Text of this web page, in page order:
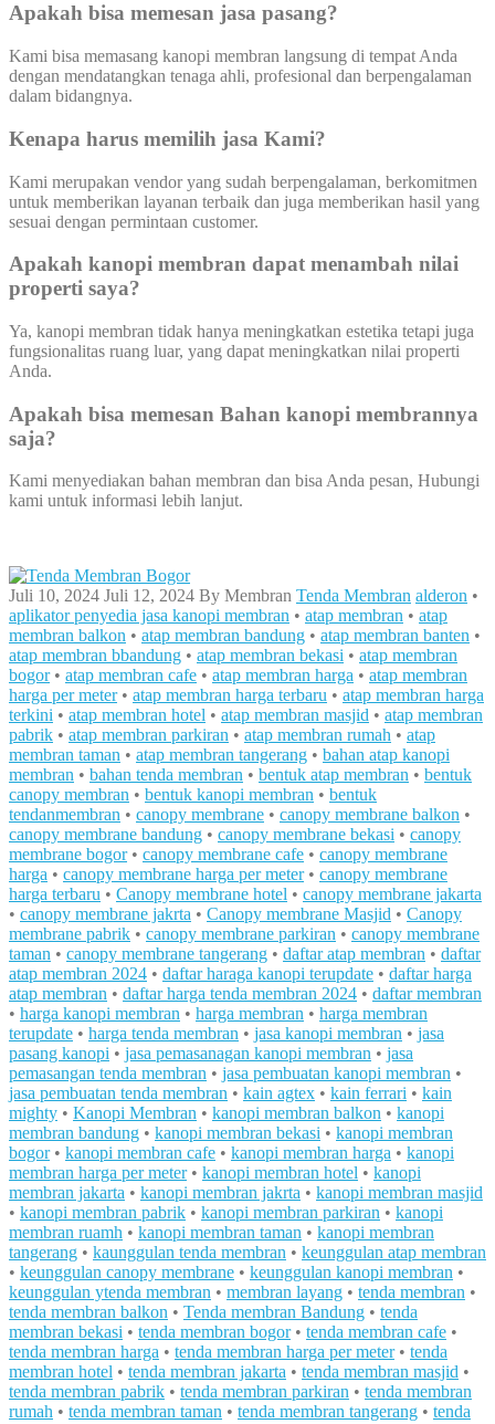
Apakah bisa memesan jasa pasang?
Kami bisa memasang kanopi membran langsung di tempat Anda
dengan mendatangkan tenaga ahli, profesional dan berpengalaman
dalam bidangnya.
Kenapa harus memilih jasa Kami?
Kami merupakan vendor yang sudah berpengalaman, berkomitmen
untuk memberikan layanan terbaik dan juga memberikan hasil yang
sesuai dengan permintaan customer.
Apakah kanopi membran dapat menambah nilai
properti saya?
Ya, kanopi membran tidak hanya meningkatkan estetika tetapi juga
fungsionalitas ruang luar, yang dapat meningkatkan nilai properti
Anda.
Apakah bisa memesan Bahan kanopi membrannya
saja?
Kami menyediakan bahan membran dan bisa Anda pesan, Hubungi
kami untuk informasi lebih lanjut.
Juli 10, 2024 Juli 12, 2024 By Membran Tenda Membran alderon •
aplikator penyedia jasa kanopi membran • atap membran • atap
membran balkon • atap membran bandung • atap membran banten •
atap membran bbandung • atap membran bekasi • atap membran
bogor• atap membran cafe • atap membran harga • atap membran
harga per meter• atap membran harga terbaru • atap membran harga
terkini • atap membran hotel • atap membran masjid • atap membran
pabrik • atap membran parkiran • atap membran rumah • atap
membran taman • atap membran tangerang • bahan atap kanopi
membran • bahan tenda membran • bentuk atap membran • bentuk
canopy membran • bentuk kanopi membran • bentuk
tendanmembran • canopy membrane • canopy membrane balkon •
canopy membrane bandung • canopy membrane bekasi • canopy
membrane bogor• canopy membrane cafe • canopy membrane
harga • canopy membrane harga per meter• canopy membrane
harga terbaru • Canopy membrane hotel • canopy membrane jakarta
• canopy membrane jakrta • Canopy membrane Masjid • Canopy
membrane pabrik • canopy membrane parkiran • canopy membrane
taman • canopy membrane tangerang • daftar atap membran • daftar
atap membran 2024 • daftar haraga kanopi terupdate • daftar harga
atap membran • daftar harga tenda membran 2024 • daftar membran
• harga kanopi membran • harga membran • harga membran
terupdate • harga tenda membran • jasa kanopi membran • jasa
pasang kanopi • jasa pemasanagan kanopi membran • jasa
pemasangan tenda membran • jasa pembuatan kanopi membran •
jasa pembuatan tenda membran • kain agtex • kain ferrari • kain
mighty • Kanopi Membran • kanopi membran balkon • kanopi
membran bandung • kanopi membran bekasi • kanopi membran
bogor• kanopi membran cafe • kanopi membran harga • kanopi
membran harga per meter• kanopi membran hotel • kanopi
membran jakarta • kanopi membran jakrta • kanopi membran masjid
• kanopi membran pabrik • kanopi membran parkiran • kanopi
membran ruamh • kanopi membran taman • kanopi membran
tangerang • kaunggulan tenda membran • keunggulan atap membran
• keunggulan canopy membrane • keunggulan kanopi membran •
keunggulan ytenda membran • membran layang • tenda membran •
tenda membran balkon • Tenda membran Bandung • tenda
membran bekasi • tenda membran bogor• tenda membran cafe •
tenda membran harga • tenda membran harga per meter• tenda
membran hotel • tenda membran jakarta • tenda membran masjid •
tenda membran pabrik • tenda membran parkiran • tenda membran
rumah • tenda membran taman • tenda membran tangerang • tenda